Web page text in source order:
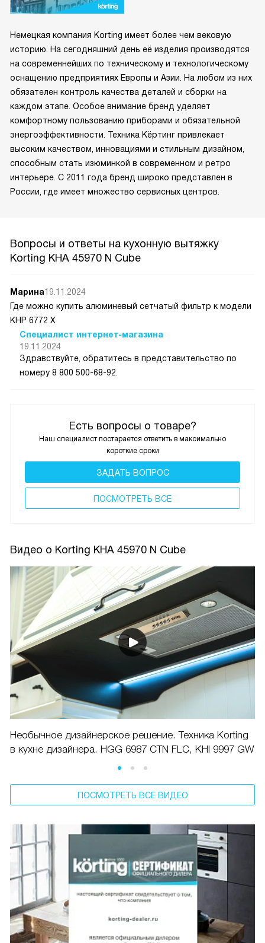
Немецкая компания Korting имеет более чем вековую
историю. На сегодняшний день её изделия производятся
на современнейших по техническому и технологическому
оснащению предприятиях Европы и Азии. На любом из них
обязателен контроль качества деталей и сборки на
каждом этапе. Особое внимание бренд уделяет
комфортному пользованию приборами и обязательной
энергоэффективности. Техника Кёртинг привлекает
высоким качеством, инновациями и стильным дизайном,
способным стать изюминкой в современном и ретро
интерьере. С 2011 года бренд широко представлен в
России, где имеет множество сервисных центров.
Вопросы и ответы на кухонную вытяжку
Korting KHA 45970 N Cube
Есть вопросы о товаре?
Наш специалист постарается ответить в максимально
короткие сроки
ЗАДАТЬ ВОПРОС
ПОCМОТРЕТЬ ВСЕ
Марина19.11.2024
Где можно купить алюминевый сетчатый фильтр к модели
КНР 6772 Х
Специалист интернет-магазина
19.11.2024
Здравствуйте, обратитесь в представительство по
номеру 8 800 500-68-92.
Видео о Korting KHA 45970 N Cube
Необычное дизайнерское решение. Техника Korting
в кухне дизайнера. HGG 6987 CTN FLC, KHI 9997 GW
ПОСМОТРЕТЬ ВСЕ ВИДЕО